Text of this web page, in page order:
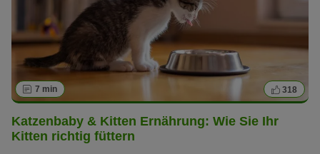
7 min 318
Katzenbaby & Kitten Ernährung: Wie Sie Ihr
Kitten richtig füttern